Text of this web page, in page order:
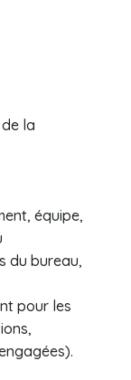
la
équipe,
du bureau,
pour les